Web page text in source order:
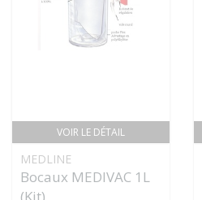
VOIR LE DÉTAIL
MEDLINE
Bocaux MEDIVAC 1L